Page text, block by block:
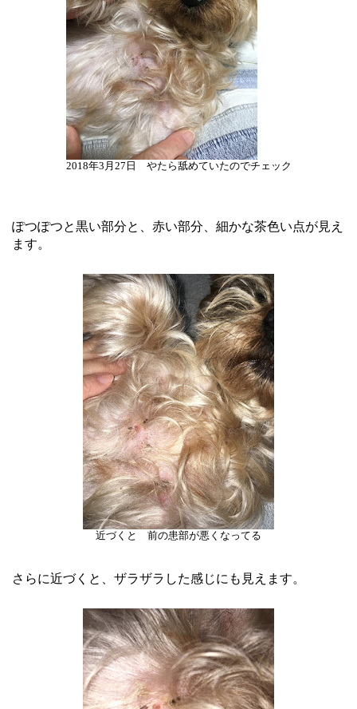
2018年3月27日 やたら舐めていたのでチェック
ぽつぽつと黒い部分と、赤い部分、細かな茶色い点が見え
ます。
近づくと 前の患部が悪くなってる
さらに近づくと、ザラザラした感じにも見えます。